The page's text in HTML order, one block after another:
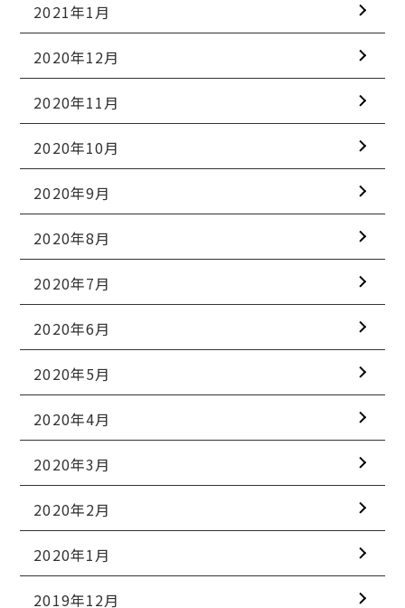
2021年1月
2020年12月
2020年11月
2020年10月
2020年9月
2020年8月
2020年7月
2020年6月
2020年5月
2020年4月
2020年3月
2020年2月
2020年1月
2019年12月